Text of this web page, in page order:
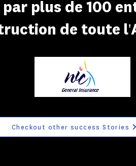
plus de 100
de toute
Checkout other success Stories